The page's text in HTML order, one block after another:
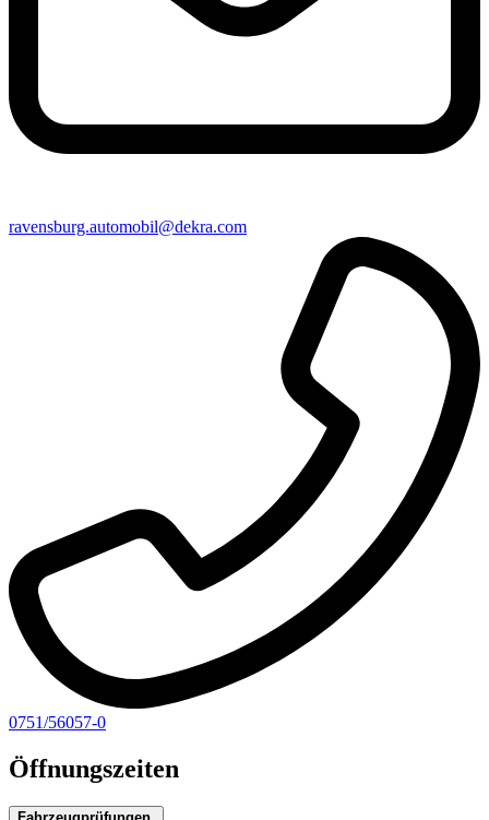
ravensburg​.automobil@​dekra.com
0751/56057-0
Öffnungszeiten